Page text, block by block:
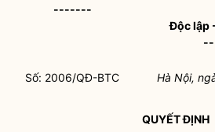
-------
Độc lập
Số: 2006/QĐ-BTC Hà Nội,
QUYẾT ĐỊNH